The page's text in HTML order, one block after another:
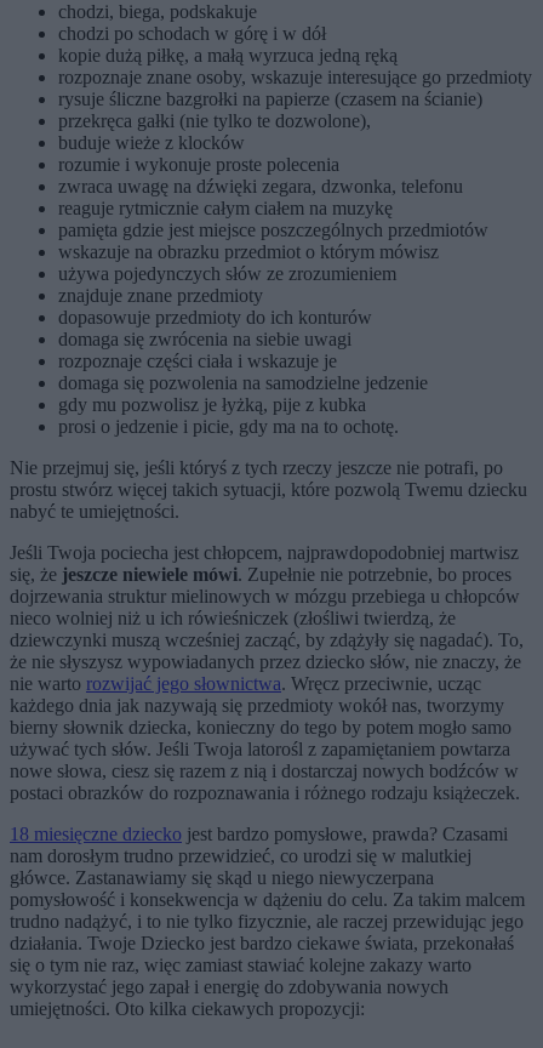
chodzi, biega, podskakuje
chodzi po schodach w górę i w dół
kopie dużą piłkę, a małą wyrzuca jedną ręką
rozpoznaje znane osoby, wskazuje interesujące go przedmioty
rysuje śliczne bazgrołki na papierze (czasem na ścianie)
przekręca gałki (nie tylko te dozwolone),
buduje wieże z klocków
rozumie i wykonuje proste polecenia
zwraca uwagę na dźwięki zegara, dzwonka, telefonu
reaguje rytmicznie całym ciałem na muzykę
pamięta gdzie jest miejsce poszczególnych przedmiotów
wskazuje na obrazku przedmiot o którym mówisz
używa pojedynczych słów ze zrozumieniem
znajduje znane przedmioty
dopasowuje przedmioty do ich konturów
domaga się zwrócenia na siebie uwagi
rozpoznaje części ciała i wskazuje je
domaga się pozwolenia na samodzielne jedzenie
gdy mu pozwolisz je łyżką, pije z kubka
prosi o jedzenie i picie, gdy ma na to ochotę.
Nie przejmuj się, jeśli któryś z tych rzeczy jeszcze nie potrafi, po
prostu stwórz więcej takich sytuacji, które pozwolą Twemu dziecku
nabyć te umiejętności.
Jeśli Twoja pociecha jest chłopcem, najprawdopodobniej martwisz
się, że jeszcze niewiele mówi. Zupełnie nie potrzebnie, bo proces
dojrzewania struktur mielinowych w mózgu przebiega u chłopców
nieco wolniej niż u ich rówieśniczek (złośliwi twierdzą, że
dziewczynki muszą wcześniej zacząć, by zdążyły się nagadać). To,
że nie słyszysz wypowiadanych przez dziecko słów, nie znaczy, że
nie warto rozwijać jego słownictwa. Wręcz przeciwnie, ucząc
każdego dnia jak nazywają się przedmioty wokół nas, tworzymy
bierny słownik dziecka, konieczny do tego by potem mogło samo
używać tych słów. Jeśli Twoja latorośl z zapamiętaniem powtarza
nowe słowa, ciesz się razem z nią i dostarczaj nowych bodźców w
postaci obrazków do rozpoznawania i różnego rodzaju książeczek.
18 miesięczne dziecko jest bardzo pomysłowe, prawda? Czasami
nam dorosłym trudno przewidzieć, co urodzi się w malutkiej
główce. Zastanawiamy się skąd u niego niewyczerpana
pomysłowość i konsekwencja w dążeniu do celu. Za takim malcem
trudno nadążyć, i to nie tylko fizycznie, ale raczej przewidując jego
działania. Twoje Dziecko jest bardzo ciekawe świata, przekonałaś
się o tym nie raz, więc zamiast stawiać kolejne zakazy warto
wykorzystać jego zapał i energię do zdobywania nowych
umiejętności. Oto kilka ciekawych propozycji: